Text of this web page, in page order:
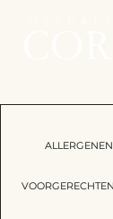
ALLERGENEN
VOORGERECHTEN